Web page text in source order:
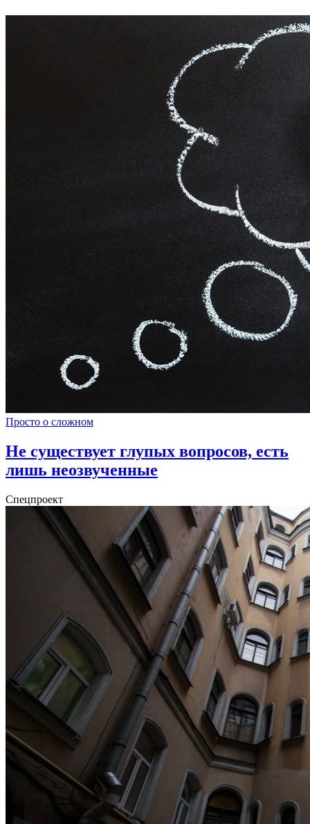
Просто о сложном
Не существует глупых вопросов, есть
лишь неозвученные
Спецпроект